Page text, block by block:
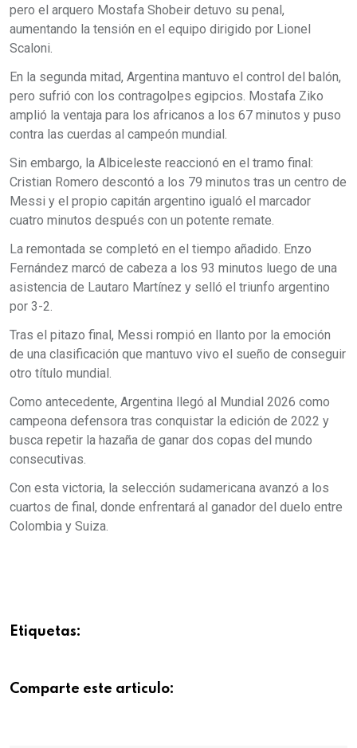
pero el arquero Mostafa Shobeir detuvo su penal,
aumentando la tensión en el equipo dirigido por Lionel
Scaloni.
En la segunda mitad, Argentina mantuvo el control del balón,
pero sufrió con los contragolpes egipcios. Mostafa Ziko
amplió la ventaja para los africanos a los 67 minutos y puso
contra las cuerdas al campeón mundial.
Sin embargo, la Albiceleste reaccionó en el tramo final:
Cristian Romero descontó a los 79 minutos tras un centro de
Messi y el propio capitán argentino igualó el marcador
cuatro minutos después con un potente remate.
La remontada se completó en el tiempo añadido. Enzo
Fernández marcó de cabeza a los 93 minutos luego de una
asistencia de Lautaro Martínez y selló el triunfo argentino
por 3-2.
Tras el pitazo final, Messi rompió en llanto por la emoción
de una clasificación que mantuvo vivo el sueño de conseguir
otro título mundial.
Como antecedente, Argentina llegó al Mundial 2026 como
campeona defensora tras conquistar la edición de 2022 y
busca repetir la hazaña de ganar dos copas del mundo
consecutivas.
Con esta victoria, la selección sudamericana avanzó a los
cuartos de final, donde enfrentará al ganador del duelo entre
Colombia y Suiza.
Etiquetas:
Comparte este articulo: